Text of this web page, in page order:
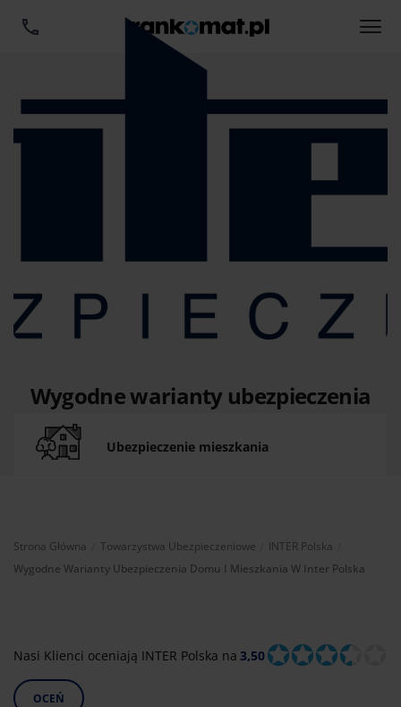
Wygodne warianty ubezpieczenia
domu i mieszkania w Inter Polska
Ubezpieczenie mieszkania
Strona Główna Towarzystwa Ubezpieczeniowe INTER Polska
Wygodne Warianty Ubezpieczenia Domu I Mieszkania W Inter Polska
Nasi Klienci oceniają INTER Polska na 3,50
OCEŃ